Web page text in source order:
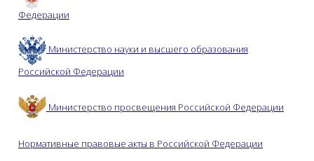
Федерации
Министерство науки и высшего образования
Российской Федерации
Министерство просвещения Российской Федерации
Нормативные правовые акты в Российской Федерации